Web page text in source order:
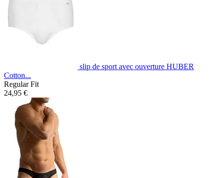
slip de sport avec ouverture HUBER
Cotton...
Regular Fit
24,95 €